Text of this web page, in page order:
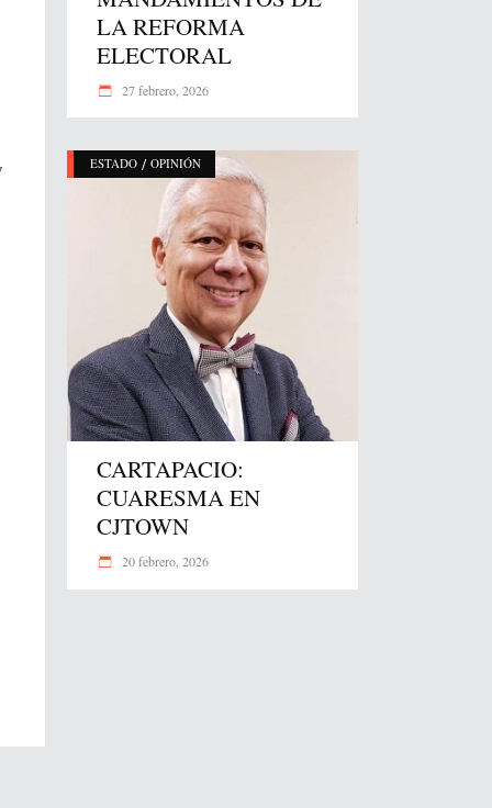
LA REFORMA
ELECTORAL
27 febrero, 2026
ESTADO / OPINIÓN
CARTAPACIO:
CUARESMA EN
CJTOWN
20 febrero, 2026